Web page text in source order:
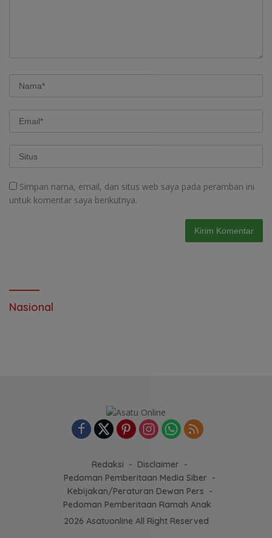
Simpan nama, email, dan situs web saya pada peramban ini
untuk komentar saya berikutnya.
Nasional
Redaksi
Disclaimer
Pedoman Pemberitaan Media Siber
Kebijakan/Peraturan Dewan Pers
Pedoman Pemberitaan Ramah Anak
2026 Asatuonline All Right Reserved